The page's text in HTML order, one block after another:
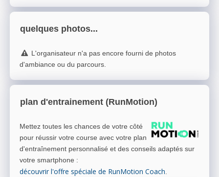
quelques photos...
L'organisateur n'a pas encore fourni de photos
d'ambiance ou du parcours.
plan d'entrainement (RunMotion)
Mettez toutes les chances de votre côté
pour réussir votre course avec votre plan
d'entraînement personnalisé et des conseils adaptés sur
votre smartphone :
découvrir l'offre spéciale de RunMotion Coach.